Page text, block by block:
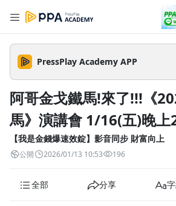
註冊領取 上千元優惠
公告
🌞 PPA 避暑津貼．冷氣房升級｜
2% 點數回饋！🚀 酷暑來襲．偷偷在冷
進修 限時開跑】◾單筆滿 NT$2,500
即日起 - 8/13（只有一週）-📣 酷暑季
無上限🔥購買任一課程 or 訂閱✅ 消費
$5,000 回饋 2% 點數🎁 此為 PPA 官方
入好友👉 享有「渠道專屬活動」及「個
3 天前
查看全部
PressPlay Academy APP
阿哥金戈鐵馬!來了!!!《
馬》演講會 1/16(五)晚上
【我是金錢爆速效錠】影音同步 財富向上
公開 2026/01/13 10:53 196
全部 分享
--:--
1.0x
2.0x
追蹤列表
返回播放器
清除全部